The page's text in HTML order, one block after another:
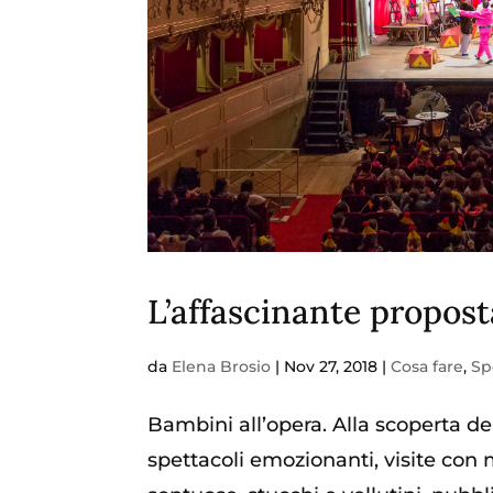
L’affascinante
da Elena Brosio | Nov 27, 2018 |Cosa fare,
Bambini all’opera. Alla scoperta
spettacoli emozionanti, visite con